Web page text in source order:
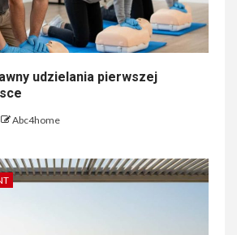
udzielania pierwszej
Abc4home